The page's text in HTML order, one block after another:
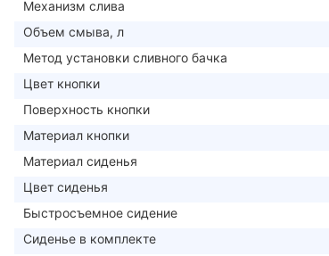
Механизм слива
Объем смыва, л
Метод установки сливного бачка
Цвет кнопки
Поверхность кнопки
Материал кнопки
Материал сиденья
Цвет сиденья
Быстросъемное сидение
Сиденье в комплекте